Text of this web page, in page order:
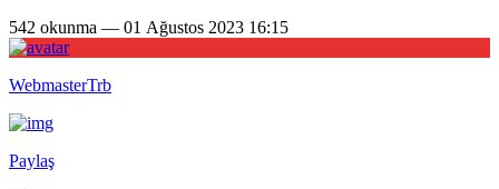
542 okunma — 01 Ağustos 2023 16:15
WebmasterTrb
Paylaş